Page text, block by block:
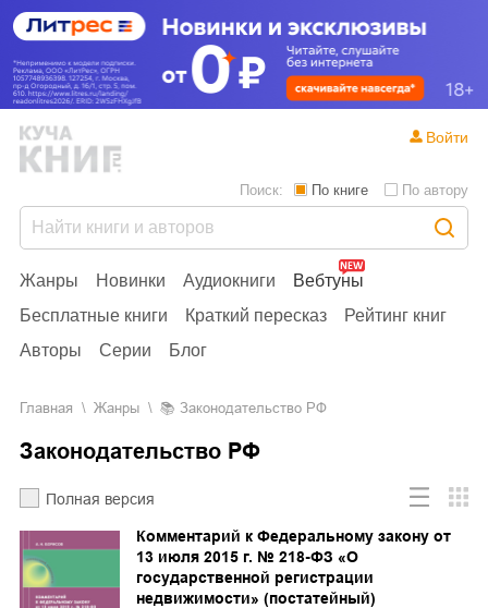
Жанры Новинки Аудиокниги
Вебтуны
Бесплатные книги
Краткий пересказ
Рейтинг книг
Авторы
Серии Блог
Поиск: По книге По автору
Войти
Главная Жанры Законодательство РФ
Законодательство РФ
Полная версия
Комментарий к Федеральному закону от
13 июля 2015 г. № 218-ФЗ «О
государственной регистрации
недвижимости» (постатейный)